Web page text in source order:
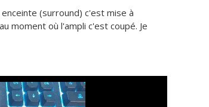
(surround) c'est mise à
moment où l'ampli c'est coupé. Je